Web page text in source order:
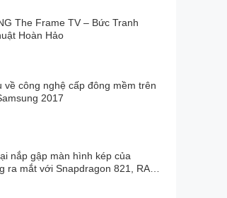
The Frame TV – Bức Tranh
Hoàn Hảo
về công nghệ cấp đông mềm trên
2017
nắp gập màn hình kép của
ra mắt với Snapdragon 821, RAM